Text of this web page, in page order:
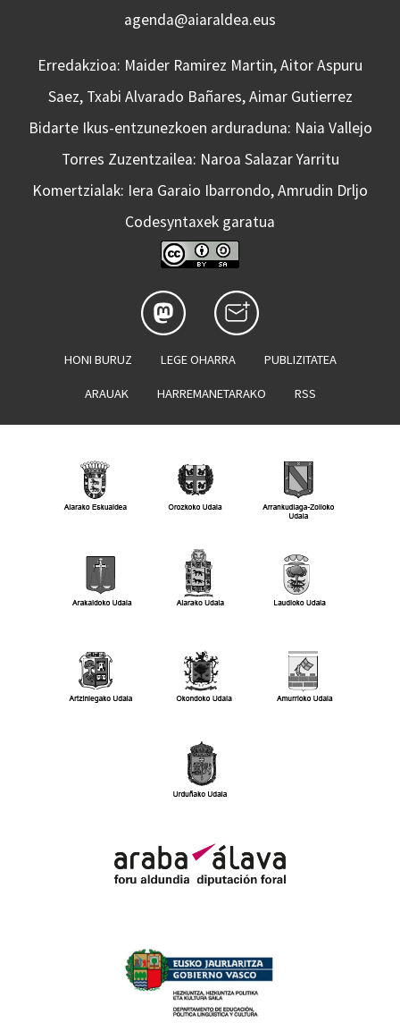
agenda@aiaraldea.eus
Erredakzioa: Maider Ramirez Martin, Aitor Aspuru
Saez, Txabi Alvarado Bañares, Aimar Gutierrez
Bidarte Ikus-entzunezkoen arduraduna: Naia Vallejo
Torres Zuzentzailea: Naroa Salazar Yarritu
Komertzialak: Iera Garaio Ibarrondo, Amrudin Drljo
Codesyntaxek garatua
HONI BURUZ LEGE OHARRA PUBLIZITATEA
ARAUAK HARREMANETARAKO RSS